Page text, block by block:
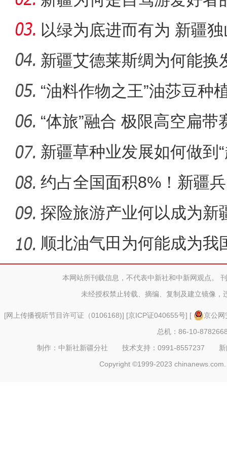
电影《大改水》在新
《游在新疆、吃住在兵团》
以绿为底进而有为 新疆
成“花园工
新疆艾德莱斯绸为何能换
“油料作物之王”油莎豆种
“体旅”融合 极限高空扁
区？
新疆草种业发展如何做到
约占全国面积8%！新疆
市为何能
探险旅游产业何以成为新
顺北油气田为何能成为我
名的项
本网站所刊载信息，不代表中新社和中新网观点。
未经授权禁止转载、摘编、复制及建立镜像，
[网上传播视听节目许可证（0106168)] [京ICP证040655号] [
京公
总机：86-10-
制作：中新社新疆分社 技术支持：0991-8557237
Copyright ©1999-2023